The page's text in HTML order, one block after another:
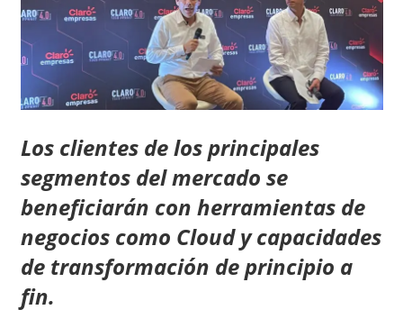
Los clientes de los principales
segmentos del mercado se
beneficiarán con herramientas de
negocios como Cloud y capacidades
de transformación de principio a
fin.